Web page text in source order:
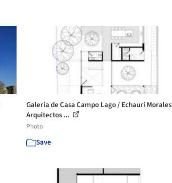
Galería de Casa Campo Lago / Echauri Morales
Arquitectos ...
Photo
Save